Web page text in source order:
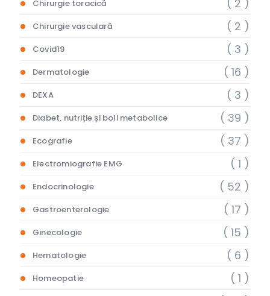
Chirurgie toracică ( 2 )
Chirurgie vasculară ( 2 )
Covid19 ( 3 )
Dermatologie ( 16 )
DEXA ( 3 )
Diabet, nutriție și boli metabolice ( 39 )
Ecografie ( 37 )
Electromiografie EMG ( 1 )
Endocrinologie ( 52 )
Gastroenterologie ( 17 )
Ginecologie ( 15 )
Hematologie ( 6 )
Homeopatie ( 1 )